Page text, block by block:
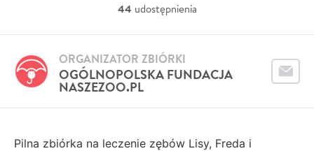
44 udostępnienia
OGÓLNOPOLSKA FUNDACJA
NASZEZOO.PL
ORGANIZATOR ZBIÓRKI
Pilna zbiórka na leczenie zębów Lisy, Freda i